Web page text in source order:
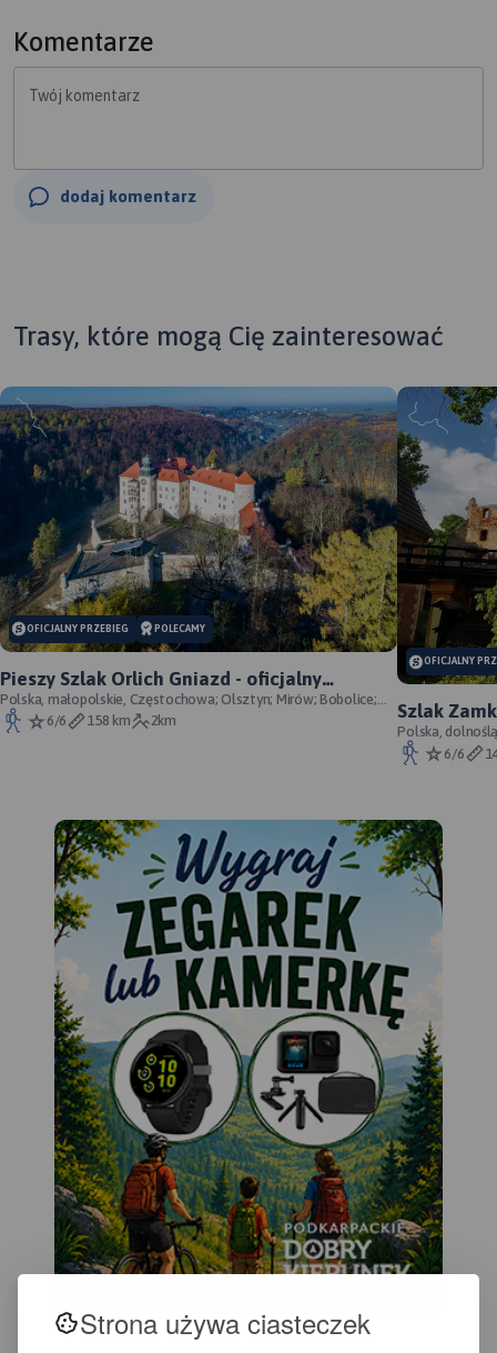
Strona używa ciasteczek
Komentarze
Twój komentarz
dodaj komentarz
Trasy, które mogą Cię zainteresować
OFICJALNY PRZEBIEG POLECAMY
Pieszy Szlak Orlich Gniazd - oficjalny
przebieg szlaku
Polska, małopolskie, Częstochowa; Olsztyn; Mirów; Bobolice;
Morsko; Ogrodzieniec; Pilica; Smoleń; By
6/6 158 km 2km
OFICJALNY
Szlak
przebieg
Polska,
Śląskie, powiat
6/6